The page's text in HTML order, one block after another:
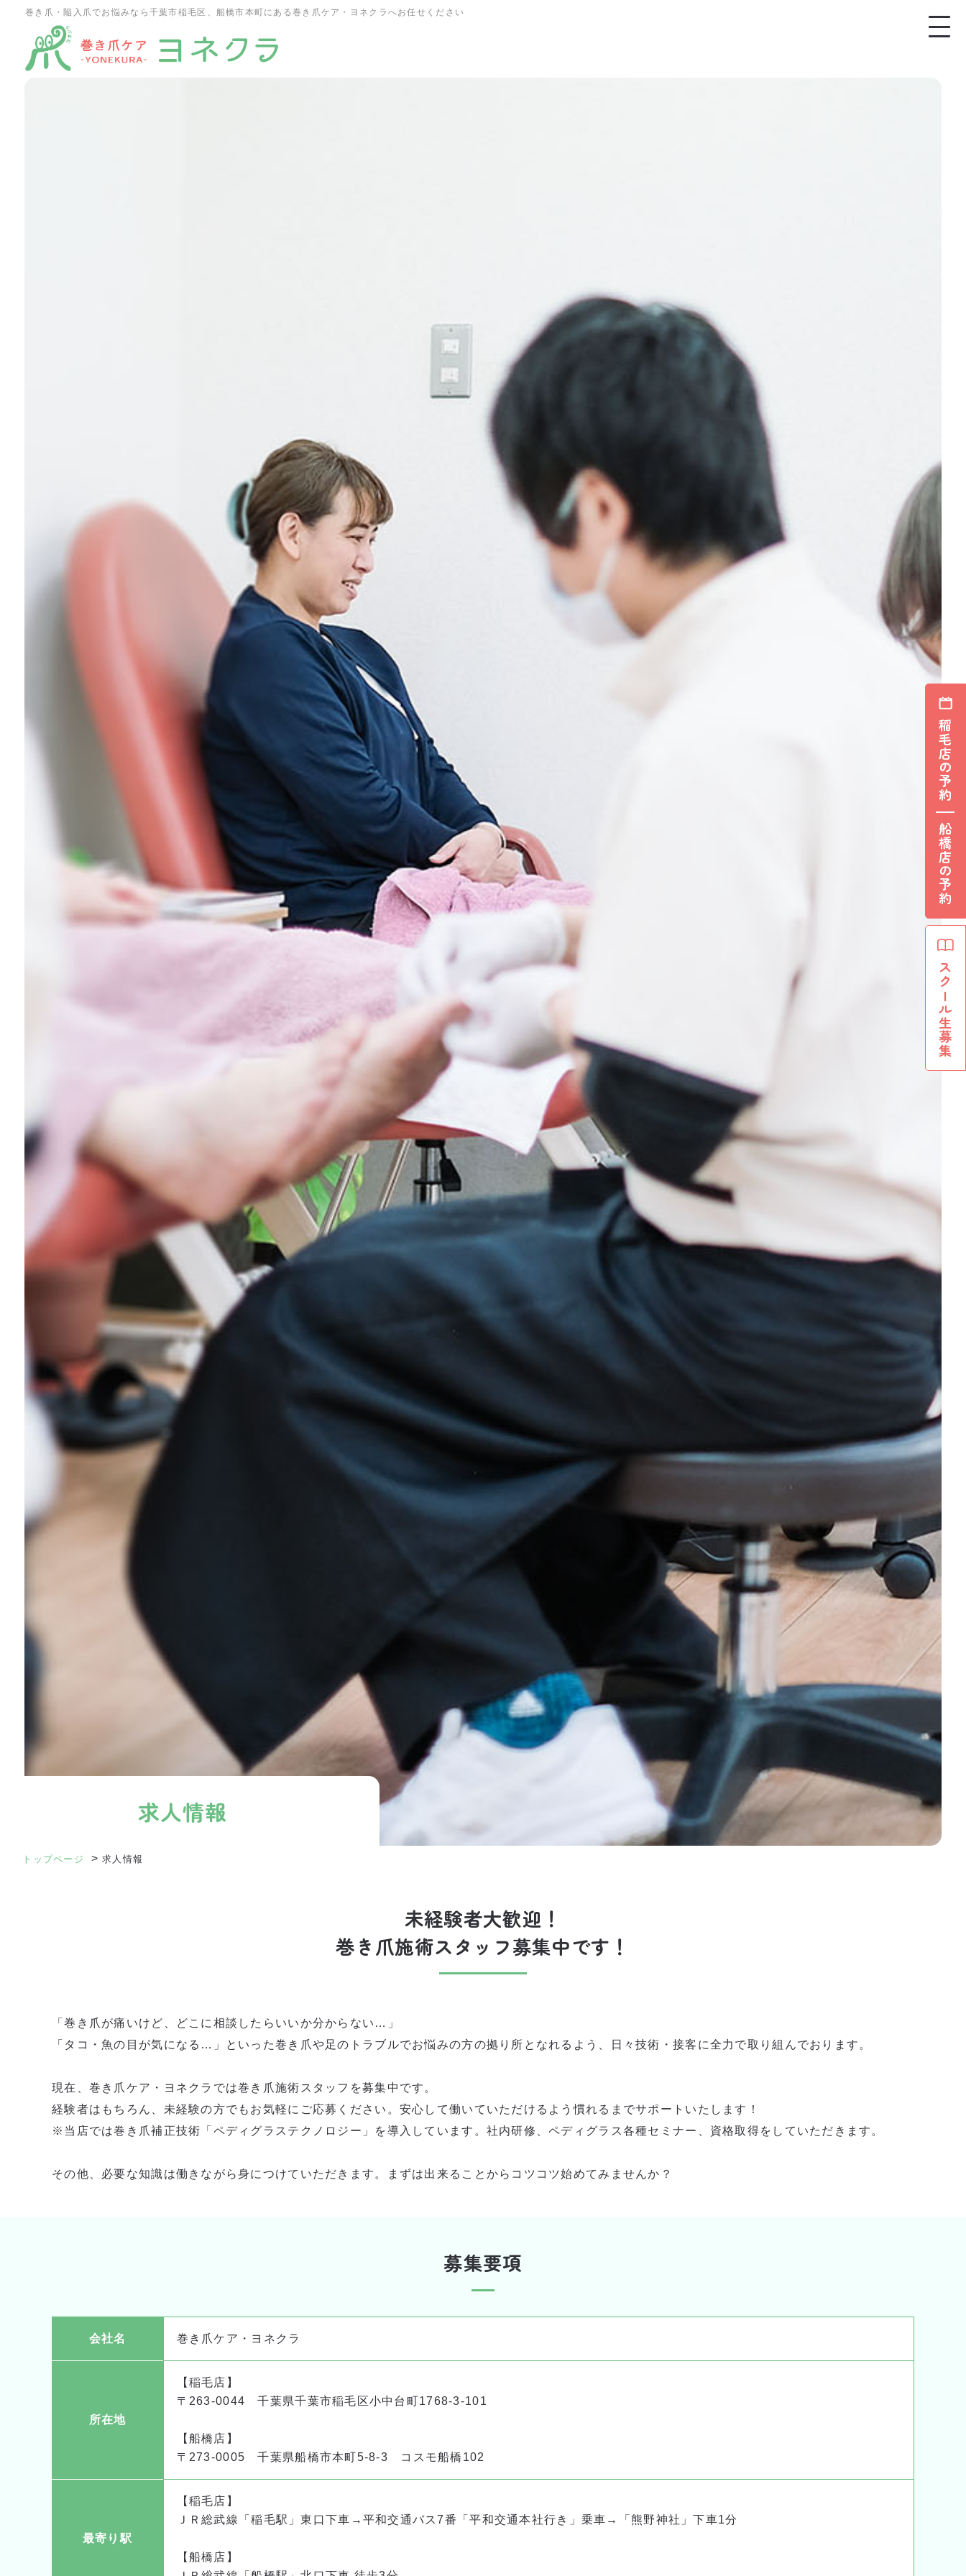
お問い合わせ
巻き爪・陥入爪でお悩みなら千葉市稲毛区、船橋市本町にある巻き爪ケア・ヨネクラへお任せください
稲毛店の予約
船橋店の予約
スクール生募集
求人情報
トップページ >求人情報
未経験者大歓迎！
巻き爪施術スタッフ募集中です！
「巻き爪が痛いけど、どこに相談したらいいか分からない…」
「タコ・魚の目が気になる…」といった巻き爪や足のトラブルでお悩みの方の拠り所となれるよう、日々技術・接客に全力で取り組んでおります。
現在、巻き爪ケア・ヨネクラでは巻き爪施術スタッフを募集中です。
経験者はもちろん、未経験の方でもお気軽にご応募ください。安心して働いていただけるよう慣れるまでサポートいたします！
※当店では巻き爪補正技術「ペディグラステクノロジー」を導入しています。社内研修、ペディグラス各種セミナー、資格取得をしていただきます。
その他、必要な知識は働きながら身につけていただきます。まずは出来ることからコツコツ始めてみませんか？
募集要項
会社名 巻き爪ケア・ヨネクラ
所在地
【稲毛店】
〒263-0044 千葉県千葉市稲毛区小中台町1768-3-101
【船橋店】
〒273-0005 千葉県船橋市本町5-8-3 コスモ船橋102
最寄り駅
【稲毛店】
ＪＲ総武線「稲毛駅」東口下車→平和交通バス7番「平和交通本社行き」乗車→「熊野神社」下車1分
【船橋店】